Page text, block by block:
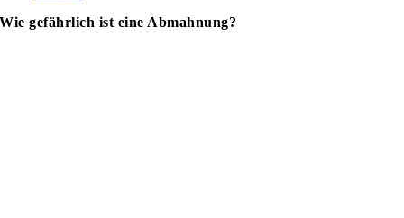
Wie gefährlich ist eine Abmahnung?